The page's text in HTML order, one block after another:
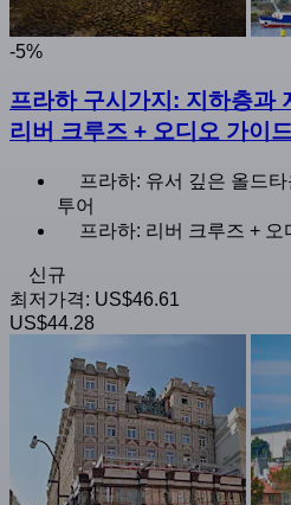
-5%
프라하 구시가지: 지하층과
리버 크루즈 + 오디오 가이
프라하: 유서 깊은 올드
투어
프라하: 리버 크루즈 + 오
신규
최저가격: US$46.61
US$44.28